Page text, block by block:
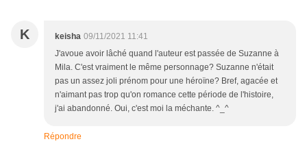
K keisha 09/11/2021 11:41
J'avoue avoir lâché quand l'auteur est passée de Suzanne à
Mila. C'est vraiment le même personnage? Suzanne n'était
pas un assez joli prénom pour une héroïne? Bref, agacée et
n'aimant pas trop qu'on romance cette période de l'histoire,
j'ai abandonné. Oui, c'est moi la méchante. ^_^
Répondre